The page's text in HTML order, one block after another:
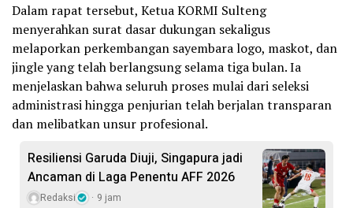
Dalam rapat tersebut, Ketua KORMI Sulteng
menyerahkan surat dasar dukungan sekaligus
melaporkan perkembangan sayembara logo, maskot, dan
jingle yang telah berlangsung selama tiga bulan. Ia
menjelaskan bahwa seluruh proses mulai dari seleksi
administrasi hingga penjurian telah berjalan transparan
dan melibatkan unsur profesional.
Resiliensi Garuda Diuji, Singapura jadi
Ancaman di Laga Penentu AFF 2026
Redaksi 9 jam